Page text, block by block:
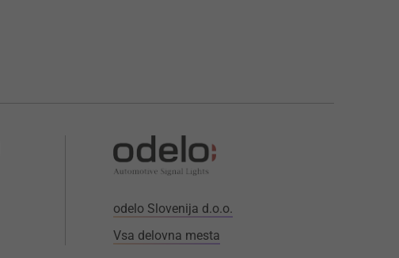
odelo Slovenija d.o.o.
Vsa delovna mesta